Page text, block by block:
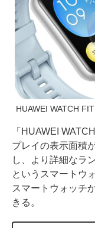
HUAWEI WATCH
「HUAWEI
プレイの表示面積
し、より詳細なラ
というスマートウ
スマートウォッチ
きる。